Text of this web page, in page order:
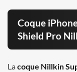
Coque
Shield Pro
Lacoque Nillkin